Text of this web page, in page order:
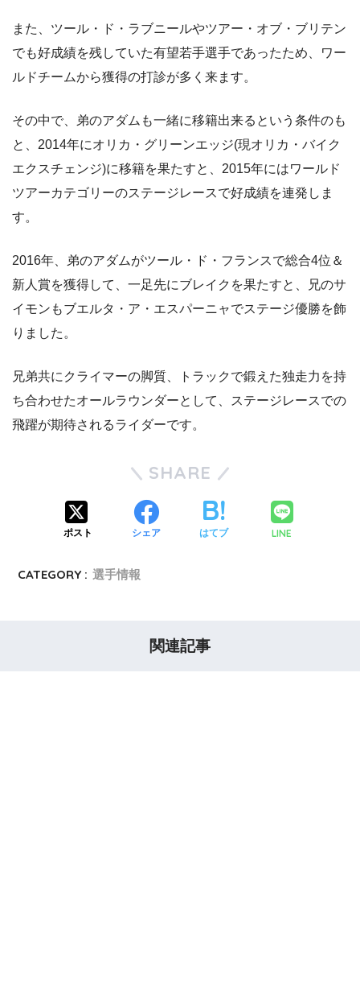
また、ツール・ド・ラブニールやツアー・オブ・ブリテン
でも好成績を残していた有望若手選手であったため、ワー
ルドチームから獲得の打診が多く来ます。
その中で、弟のアダムも一緒に移籍出来るという条件のも
と、2014年にオリカ・グリーンエッジ(現オリカ・バイク
エクスチェンジ)に移籍を果たすと、2015年にはワールド
ツアーカテゴリーのステージレースで好成績を連発しま
す。
2016年、弟のアダムがツール・ド・フランスで総合4位＆
新人賞を獲得して、一足先にブレイクを果たすと、兄のサ
イモンもブエルタ・ア・エスパーニャでステージ優勝を飾
りました。
兄弟共にクライマーの脚質、トラックで鍛えた独走力を持
ち合わせたオールラウンダーとして、ステージレースでの
飛躍が期待されるライダーです。
SHARE
ポスト シェア はてブ LINE
CATEGORY : 選手情報
関連記事